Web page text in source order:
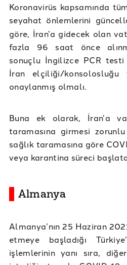
Koronavirüs kapsamında
seyahat önlemlerini
göre, İran’a gidecek olan
fazla 96 saat önce
sonuçlu İngilizce PCR
İran elçiliği/konsolosluğu
onaylanmış olmalı.
Buna ek olarak, İran’a
taramasına girmesi
sağlık taramasına göre
veya karantina süreci
Almanya
Almanya’nın 25 Haziran
etmeye başladığı
işlemlerinin yanı sıra,